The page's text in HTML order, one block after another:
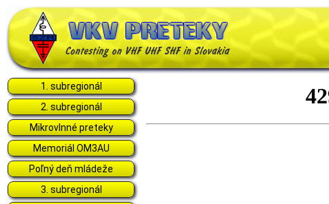
1. subregionál
2. subregionál
Mikrovlnné preteky
Memoriál OM3AU
Poľný deň mládeže
3. subregionál